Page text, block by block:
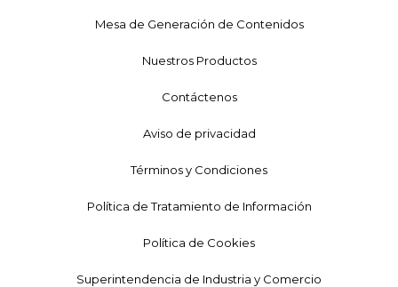
Mesa de Generación de Contenidos
Nuestros Productos
Contáctenos
Aviso de privacidad
Términos y Condiciones
Política de Tratamiento de Información
Política de Cookies
Superintendencia de Industria y Comercio